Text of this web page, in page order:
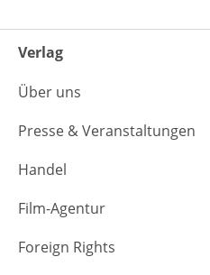
Verlag
Über uns
Presse & Veranstaltungen
Handel
Film-Agentur
Foreign Rights